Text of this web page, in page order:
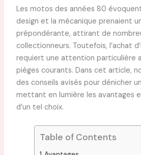
Les motos des années 80
design et la mécanique prenaient
prépondérante, attirant de
collectionneurs. Toutefois, l’achat
requiert une attention particulière
pièges courants. Dans cet article,
des conseils avisés pour dénicher
mettant en lumière les avantages
d’un tel choix.
Table of Contents